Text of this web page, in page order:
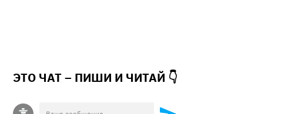
ЭТО ЧАТ – ПИШИ И ЧИТАЙ 👇